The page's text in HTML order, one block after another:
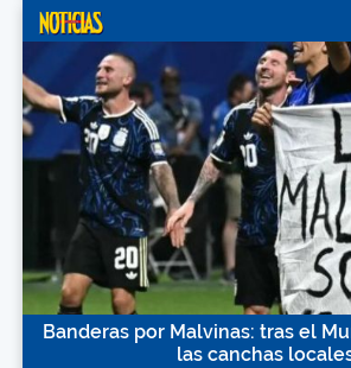
Banderas por Malvinas: tras el
las canchas